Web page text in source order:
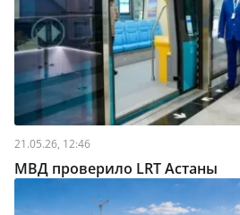
21.05.26, 12:46
МВД проверило LRT Астаны